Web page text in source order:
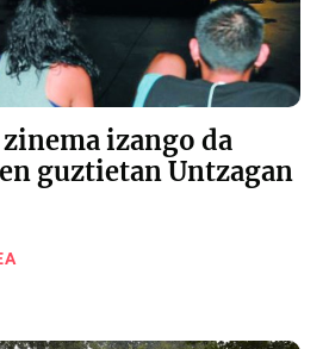
izango da
guztietan Untzagan